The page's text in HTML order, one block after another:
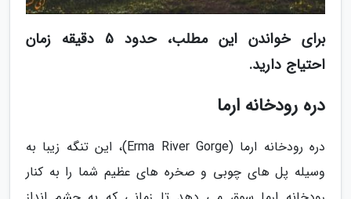
برای خواندن این مطلب، حدود 5 دقیقه زمان
احتیاج دارید.
دره رودخانه ارما
دره رودخانه ارما (Erma River Gorge)، این تنگه زیبا به
وسیله پل های چوبی و صخره های عظیم شما را به کنار